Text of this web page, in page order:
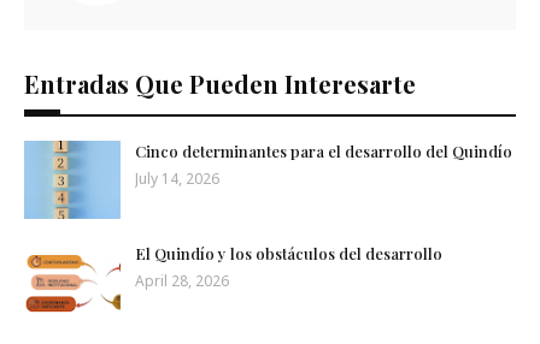
Entradas Que Pueden Interesarte
Cinco determinantes para el desarrollo del Quindío
July 14, 2026
El Quindío y los obstáculos del desarrollo
April 28, 2026